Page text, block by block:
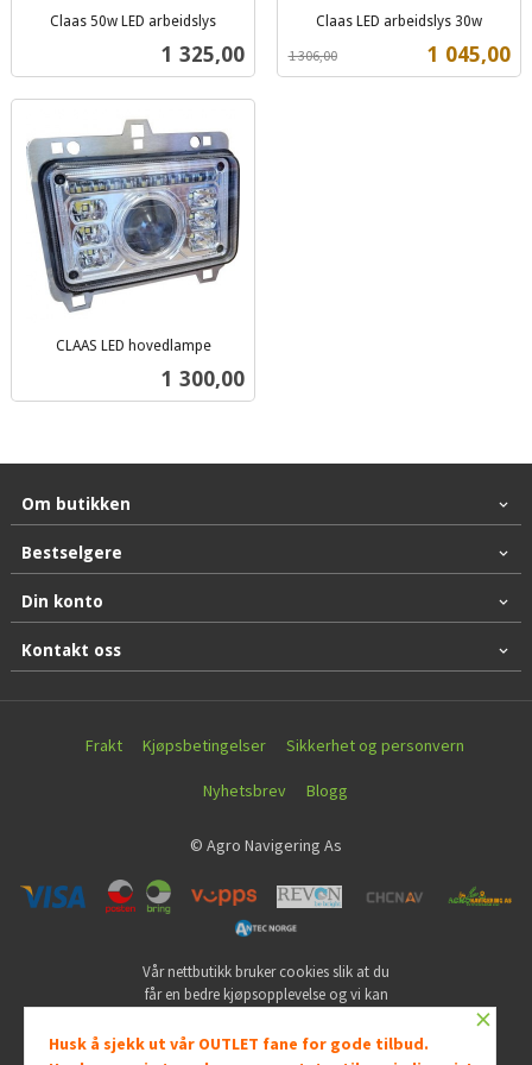
Claas 50w LED arbeidslys
Pris
1 325,00
Claas LED arbeidslys 30w
Tilbud
1 045,00
1 306,00
mva.
CLAAS LED hovedlampe
Pris
1 300,00
Om butikken
Bestselgere
Din konto
Kontakt oss
Frakt Kjøpsbetingelser Sikkerhet og personvern
Nyhetsbrev Blogg
© Agro Navigering As
Vår nettbutikk bruker cookies slik at du
får en bedre kjøpsopplevelse og vi kan
hovedsaklig til å lagre
×
Husk å sjekk ut vår OUTLET fane for gode tilbud.